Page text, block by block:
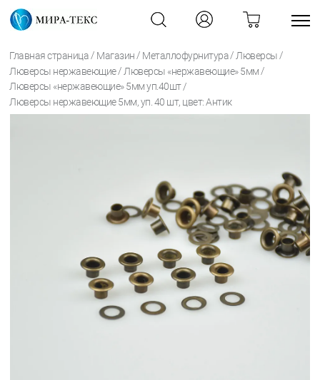
Главная страница / Магазин / Металлофурнитура / Люверсы /
Люверсы нержавеющие / Люверсы «нержавеющие» 5мм /
Люверсы «нержавеющие» 5мм уп.40шт /
Люверсы нержавеющие 5мм, уп. 40 шт, цвет: Антик